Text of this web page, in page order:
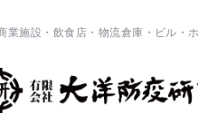
施設・飲食店・物流倉庫・ビル・